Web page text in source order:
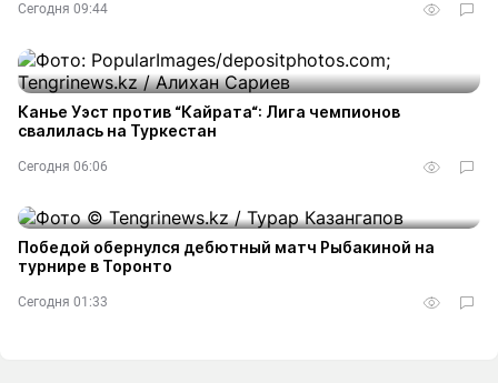
Сегодня 09:44
Канье Уэст против “Кайрата“: Лига чемпионов
свалилась на Туркестан
Сегодня 06:06
Победой обернулся дебютный матч Рыбакиной на
турнире в Торонто
Сегодня 01:33